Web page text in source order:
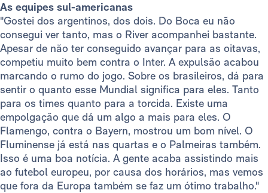
As equipes sul-americanas
"Gostei dos argentinos, dos dois. Do Boca eu não
consegui ver tanto, mas o River acompanhei bastante.
Apesar de não ter conseguido avançar para as oitavas,
competiu muito bem contra o Inter. A expulsão acabou
marcando o rumo do jogo. Sobre os brasileiros, dá para
sentir o quanto esse Mundial significa para eles. Tanto
para os times quanto para a torcida. Existe uma
empolgação que dá um algo a mais para eles. O
Flamengo, contra o Bayern, mostrou um bom nível. O
Fluminense já está nas quartas e o Palmeiras também.
Isso é uma boa notícia. A gente acaba assistindo mais
ao futebol europeu, por causa dos horários, mas vemos
que fora da Europa também se faz um ótimo trabalho."